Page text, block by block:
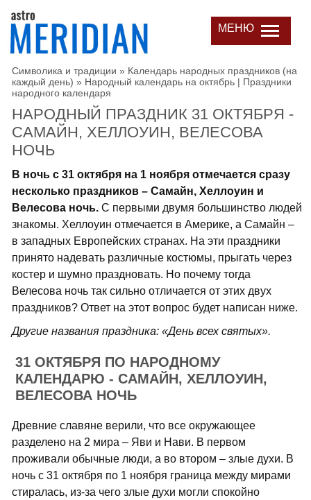
МЕНЮ
Символика и традиции » Календарь народных праздников (на
каждый день) » Народный календарь на октябрь | Праздники
народного календаря
НАРОДНЫЙ ПРАЗДНИК 31 ОКТЯБРЯ -
САМАЙН, ХЕЛЛОУИН, ВЕЛЕСОВА
НОЧЬ
В ночь с 31 октября на 1 ноября отмечается сразу
несколько праздников – Самайн, Хеллоуин и
Велесова ночь. С первыми двумя большинство людей
знакомы. Хеллоуин отмечается в Америке, а Самайн –
в западных Европейских странах. На эти праздники
принято надевать различные костюмы, прыгать через
костер и шумно праздновать. Но почему тогда
Велесова ночь так сильно отличается от этих двух
праздников? Ответ на этот вопрос будет написан ниже.
Другие названия праздника: «День всех святых».
31 ОКТЯБРЯ ПО НАРОДНОМУ
КАЛЕНДАРЮ - САМАЙН, ХЕЛЛОУИН,
ВЕЛЕСОВА НОЧЬ
Древние славяне верили, что все окружающее
разделено на 2 мира – Яви и Нави. В первом
проживали обычные люди, а во втором – злые духи. В
ночь с 31 октября по 1 ноября граница между мирами
стиралась, из-за чего злые духи могли спокойно